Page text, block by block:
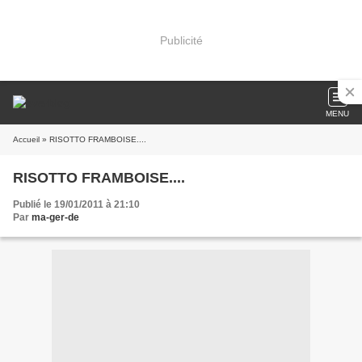
Publicité
MENU
Accueil » RISOTTO FRAMBOISE....
RISOTTO FRAMBOISE....
Publié le 19/01/2011 à 21:10
Par ma-ger-de